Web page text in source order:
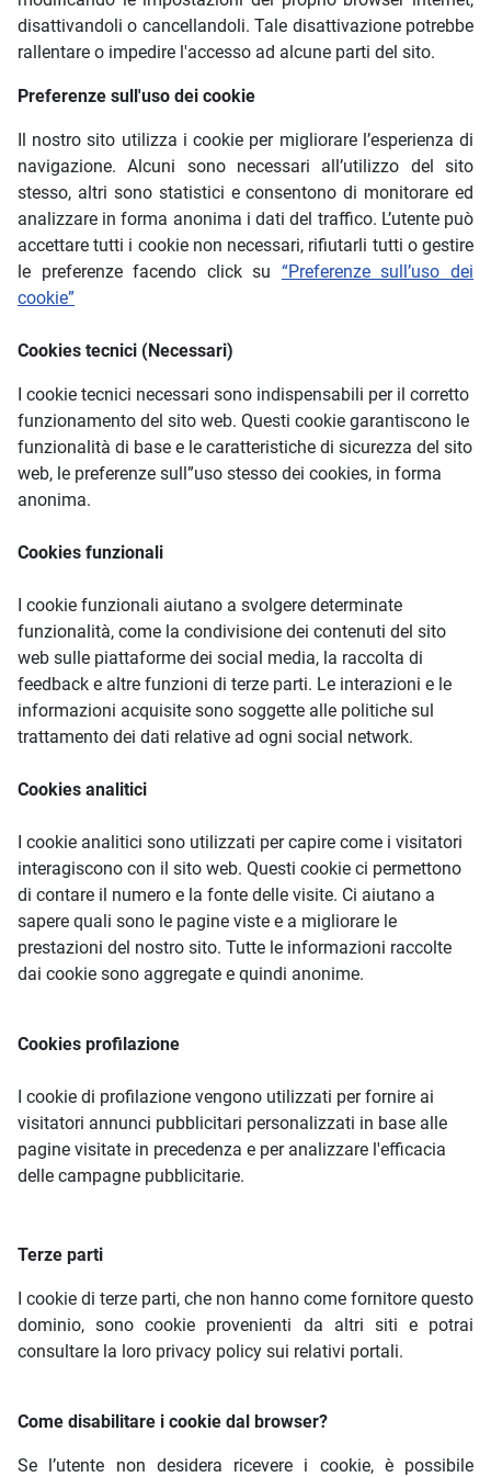
disattivandoli o cancellandoli. Tale disattivazione potrebbe
rallentare o impedire l'accesso ad alcune parti del sito.
Preferenze sull'uso dei cookie
Il nostro sito utilizza i cookie per migliorare l’esperienza di
navigazione. Alcuni sono necessari all’utilizzo del sito
stesso, altri sono statistici e consentono di monitorare ed
analizzare in forma anonima i dati del traffico. L’utente può
accettare tutti i cookie non necessari, rifiutarli tutti o gestire
le preferenze facendo click su “Preferenze sull’uso dei
cookie”
Cookies tecnici (Necessari)
I cookie tecnici necessari sono indispensabili per il corretto
funzionamento del sito web. Questi cookie garantiscono le
funzionalità di base e le caratteristiche di sicurezza del sito
web, le preferenze sull”uso stesso dei cookies, in forma
anonima.
Cookies funzionali
I cookie funzionali aiutano a svolgere determinate
funzionalità, come la condivisione dei contenuti del sito
web sulle piattaforme dei social media, la raccolta di
feedback e altre funzioni di terze parti. Le interazioni e le
informazioni acquisite sono soggette alle politiche sul
trattamento dei dati relative ad ogni social network.
Cookies analitici
I cookie analitici sono utilizzati per capire come i visitatori
interagiscono con il sito web. Questi cookie ci permettono
di contare il numero e la fonte delle visite. Ci aiutano a
sapere quali sono le pagine viste e a migliorare le
prestazioni del nostro sito. Tutte le informazioni raccolte
dai cookie sono aggregate e quindi anonime.
Cookies profilazione
I cookie di profilazione vengono utilizzati per fornire ai
visitatori annunci pubblicitari personalizzati in base alle
pagine visitate in precedenza e per analizzare l'efficacia
delle campagne pubblicitarie.
Terze parti
I cookie di terze parti, che non hanno come fornitore questo
dominio, sono cookie provenienti da altri siti e potrai
consultare la loro privacy policy sui relativi portali.
Come disabilitare i cookie dal browser?
Se l’utente non desidera ricevere i cookie, è possibile